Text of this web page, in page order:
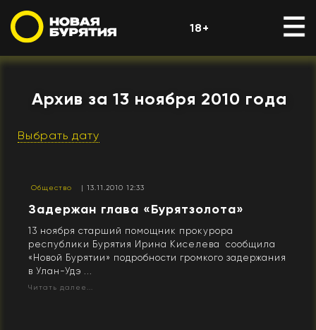
18+
Архив за 13 ноября 2010 года
Выбрать дату
Общество | 13.11.2010 12:33
Задержан глава «Бурятзолота»
13 ноября старший помощник прокурора
республики Бурятия Ирина Киселева сообщила
«Новой Бурятии» подробности громкого задержания
в Улан-Удэ ...
Читать далее...